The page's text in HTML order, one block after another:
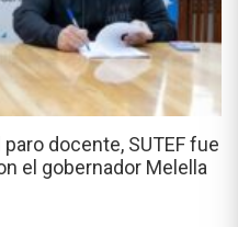
docente, SUTEF fue
el gobernador Melella